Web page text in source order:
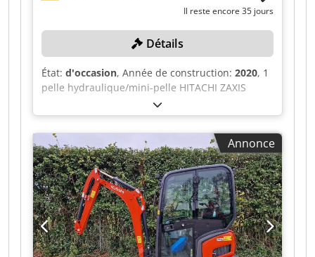
Il reste encore 35 jours
Détails
État: d'occasion, Année de construction: 2020, 1
pelle hydraulique/mini-pelle HITACHI ZAXIS
ZX65USB-6 CLR avec godet de profondeur 3
godets de profondeur de 60, 40, 80 et 135 cm,
avec 1 chaîne de rechange Chodpfjzqay Nex
Antoa Toutes les données techniques relatives à
l'objet mis aux enchères sont disponibles en
téléchargement au format PDF dans la section
« Documents » ! Couleur : conforme aux photos
et à l'inspection visuelle Année de fabrication :
2020 Identifiant du véhicule :
HCMAFF5ZH00030335 Poids en kg : environ 6 160
État : d'occasion
Annonce